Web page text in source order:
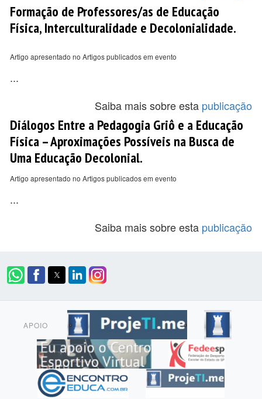
Formação de Professores/as de Educação
Física, Interculturalidade e Decolonialidade.
Artigo apresentado no Artigos publicados em evento
...
Saiba mais sobre esta publicação
Diálogos Entre a Pedagogia Griô e a Educação
Física – Aproximações Possíveis na Busca de
Uma Educação Decolonial.
Artigo apresentado no Artigos publicados em evento
...
Saiba mais sobre esta publicação
APOIO